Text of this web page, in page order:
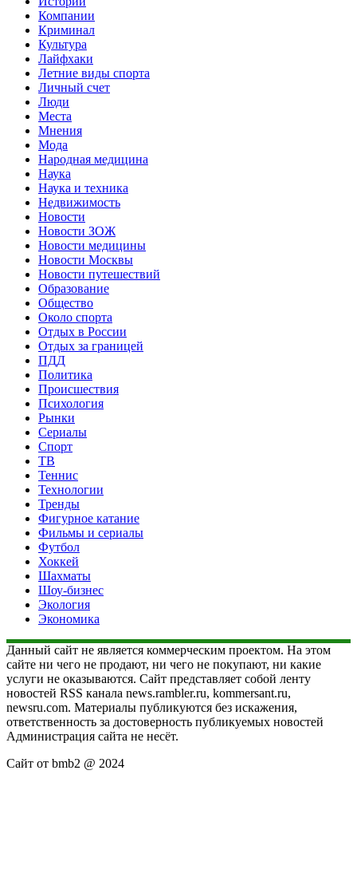
Компании
Криминал
Культура
Лайфхаки
Летние виды спорта
Личный счет
Люди
Места
Мнения
Мода
Народная медицина
Наука
Наука и техника
Недвижимость
Новости
Новости ЗОЖ
Новости медицины
Новости Москвы
Новости путешествий
Образование
Общество
Около спорта
Отдых в России
Отдых за границей
ПДД
Политика
Происшествия
Психология
Рынки
Сериалы
Спорт
ТВ
Теннис
Технологии
Тренды
Фигурное катание
Фильмы и сериалы
Футбол
Хоккей
Шахматы
Шоу-бизнес
Экология
Экономика
Данный сайт не является коммерческим проектом. На этом
сайте ни чего не продают, ни чего не покупают, ни какие
услуги не оказываются. Сайт представляет собой ленту
новостей RSS канала news.rambler.ru, kommersant.ru,
newsru.com. Материалы публикуются без искажения,
ответственность за достоверность публикуемых новостей
Администрация сайта не несёт.
Сайт от bmb2 @ 2024